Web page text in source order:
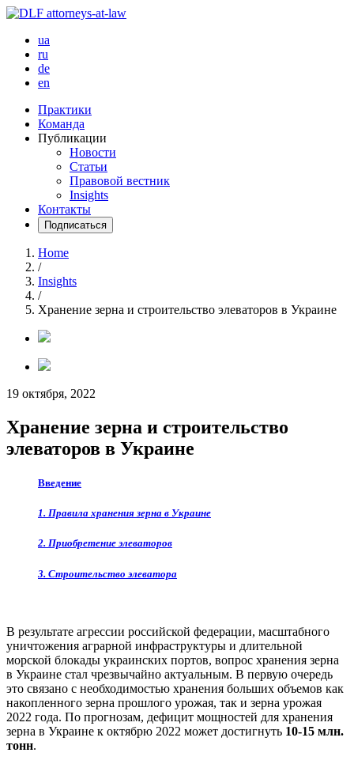
ua
ru
de
en
Практики
Команда
Публикации
Новости
Статьи
Правовой вестник
Insights
Контакты
Подписаться
Home
/
Insights
/
Хранение зерна и строительство элеваторов в Украине
19 октября, 2022
Хранение зерна и строительство
элеваторов в Украине
Введение
1. Правила хранения зерна в Украине
2. Приобретение элеваторов
3. Строительство элеватора
В результате агрессии российской федерации, масштабного
уничтожения аграрной инфраструктуры и длительной
морской блокады украинских портов, вопрос хранения зерна
в Украине стал чрезвычайно актуальным. В первую очередь
это связано с необходимостью хранения больших объемов как
накопленного зерна прошлого урожая, так и зерна урожая
2022 года. По прогнозам, дефицит мощностей для хранения
зерна в Украине к октябрю 2022 может достигнуть 10-15 млн.
тонн.